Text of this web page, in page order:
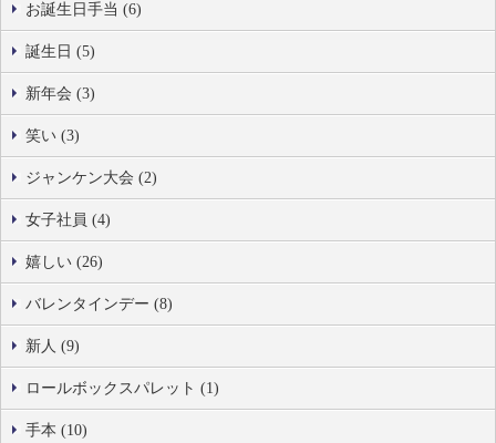
お誕生日手当 (6)
誕生日 (5)
新年会 (3)
笑い (3)
ジャンケン大会 (2)
女子社員 (4)
嬉しい (26)
バレンタインデー (8)
新人 (9)
ロールボックスパレット (1)
手本 (10)